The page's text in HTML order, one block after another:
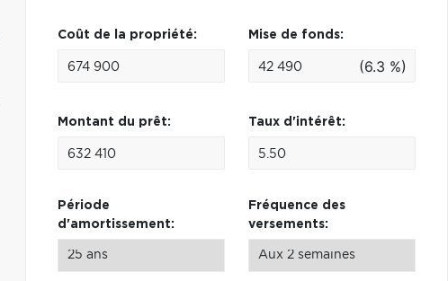
Coût de la propriété: Mise de fonds:
(6.3 %)
Montant du prêt: Taux d'intérêt:
Période
d'amortissement:
Fréquence des
versements: